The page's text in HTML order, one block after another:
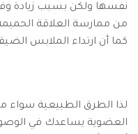
نفسها ولكن بسبب زيادة
من ممارسة العلاقة
كما أن ارتداء الملابس
لذا الطرق الطبيعية سواء
العضوية يساعدك في